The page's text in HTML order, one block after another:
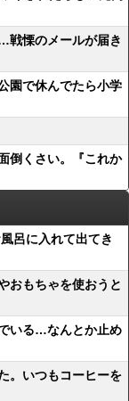
戦慄のメールが届き
園で休んでたら小学
倒くさい。『これか
呂に入れて出てき
おもちゃを使おうと
いる…なんとか止め
。いつもコーヒーを